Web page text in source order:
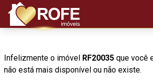
Infelizmente o imóvel RF20035 que você
não está mais disponível ou não existe.